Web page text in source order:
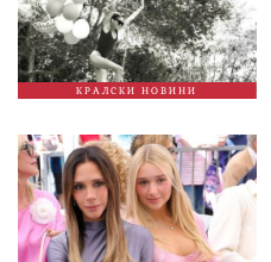
КРАЛСКИ НОВИНИ